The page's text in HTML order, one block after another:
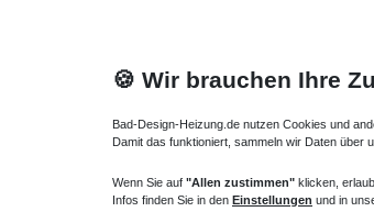
Heizkörper Ventil
🍪 Wir brauchen Ihre
Bad-Design-Heizung.de nutzen Cookies und
Damit das funktioniert, sammeln wir Daten über
Wenn Sie auf "Allen zustimmen" klicken,
Infos finden Sie in den Einstellungen und in